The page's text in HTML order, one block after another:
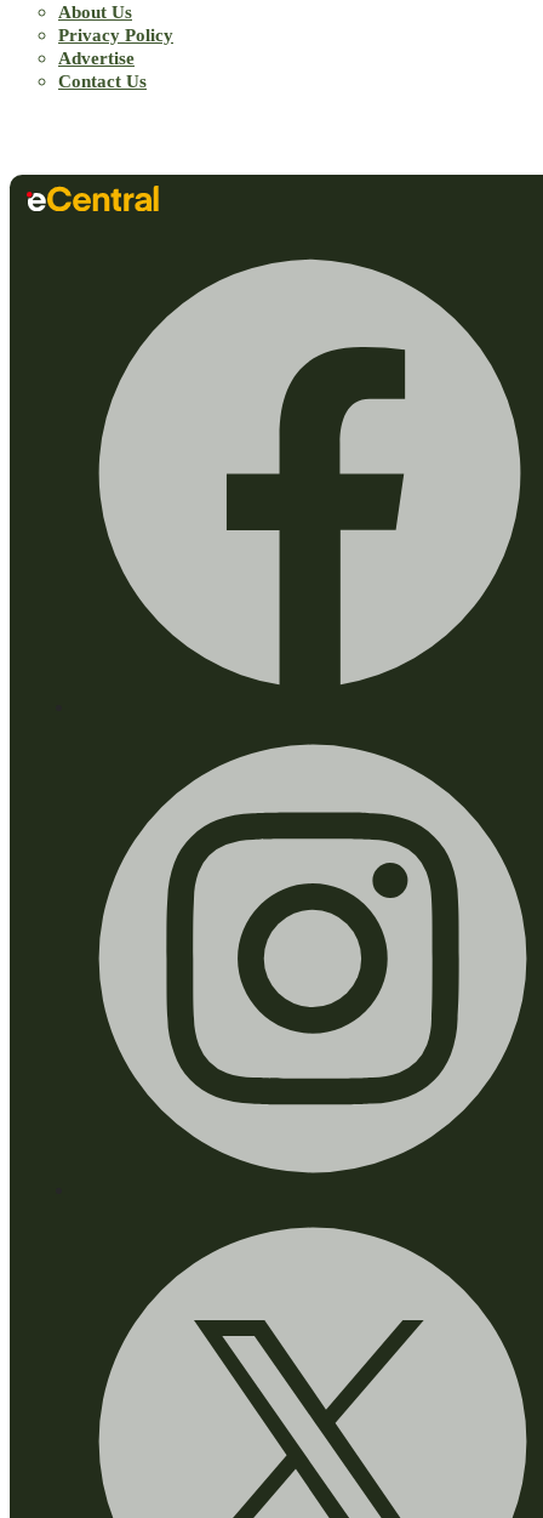
About Us
Privacy Policy
Advertise
Contact Us